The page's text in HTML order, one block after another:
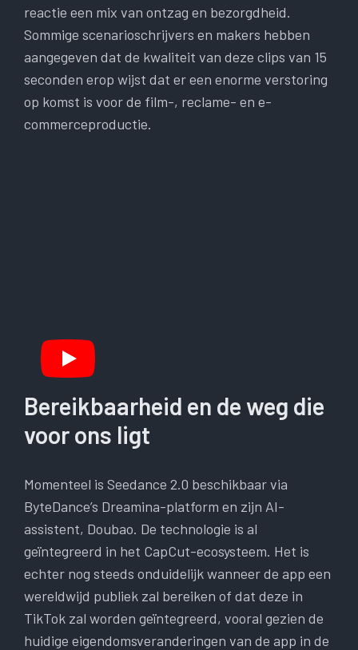
reactie een mix van ontzag en bezorgdheid.
Sommige scenarioschrijvers en makers hebben
aangegeven dat de kwaliteit van deze clips van 15
seconden erop wijst dat er een enorme verstoring
op komst is voor de film-, reclame- en e-
commerceproductie.
Bereikbaarheid en de weg die
voor ons ligt
Momenteel is Seedance 2.0 beschikbaar via
ByteDance’s Dreamina-platform en zijn AI-
assistent, Doubao. De technologie is al
geïntegreerd in het CapCut-ecosysteem. Het is
echter nog steeds onduidelijk wanneer de app een
wereldwijd publiek zal bereiken of dat deze in
TikTok zal worden geïntegreerd, vooral gezien de
huidige eigendomsveranderingen van de app in de